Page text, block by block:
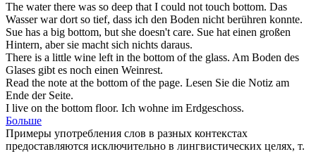
The water there was so deep that I could not touch bottom. Das
Wasser war dort so tief, dass ich den Boden nicht berühren konnte.
Sue has a big bottom, but she doesn't care. Sue hat einen großen
Hintern, aber sie macht sich nichts daraus.
There is a little wine left in the bottom of the glass. Am Boden des
Glases gibt es noch einen Weinrest.
Read the note at the bottom of the page. Lesen Sie die Notiz am
Ende der Seite.
I live on the bottom floor. Ich wohne im Erdgeschoss.
Больше
Примеры употребления слов в разных контекстах
предоставляются исключительно в лингвистических целях, т.